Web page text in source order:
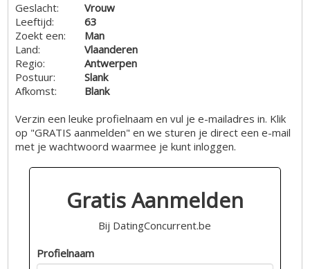
Geslacht:
Vrouw
Leeftijd:
63
Zoekt een:
Man
Land:
Vlaanderen
Regio:
Antwerpen
Postuur:
Slank
Afkomst:
Blank
Verzin een leuke profielnaam en vul je e-mailadres in. Klik
op "GRATIS aanmelden" en we sturen je direct een e-mail
met je wachtwoord waarmee je kunt inloggen.
Gratis Aanmelden
Bij DatingConcurrent.be
Profielnaam